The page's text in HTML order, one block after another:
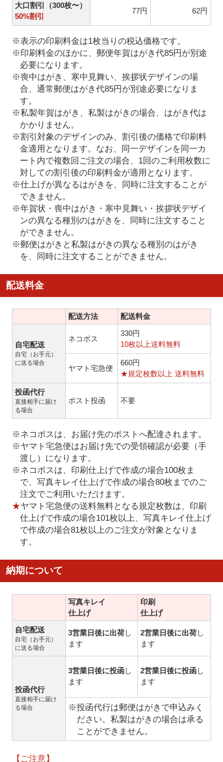
大口割引（300枚〜）
50%割引
77円 62円
※表示の印刷料金は1枚当りの税込価格です。
※印刷料金のほかに、郵便年賀はがき代85円が別途
必要になります。
※喪中はがき、寒中見舞い、挨拶状デザインの場
合、通常郵便はがき代85円が別途必要になりま
す。
※私製年賀はがき、私製はがきの場合、はがき代は
かかりません。
※割引対象のデザインのみ、割引後の価格で印刷料
金適用となります。なお、同一デザインを同一カ
ート内で複数回ご注文の場合、1回のご利用枚数に
対しての割引後の印刷料金が適用となります。
※仕上げが異なるはがきを、同時に注文することが
できません。
※年賀状・喪中はがき・寒中見舞い・挨拶状デザイ
ンの異なる種別のはがきを、同時に注文すること
ができません。
※郵便はがきと私製はがきの異なる種別のはがき
を、同時に注文することができません。
配送料金
配送方法 配送料金
自宅配送
自宅（お手元）
に送る場合
ネコポス
330円
10枚以上送料無料
ヤマト宅急便
660円
★規定枚数以上 送料無料
投函代行
直接相手に届け
る場合
ポスト投函 不要
※ネコポスは、お届け先のポストへ配達されます。
※ヤマト宅急便はお届け先での受領確認が必要（手
渡し）になります。
※ネコポスは、印刷仕上げで作成の場合100枚ま
で、写真キレイ仕上げで作成の場合80枚までのご
注文でご利用いただけます。
★ヤマト宅急便の送料無料となる規定枚数は、印刷
仕上げで作成の場合101枚以上、写真キレイ仕上げ
で作成の場合81枚以上のご注文が対象となりま
す。
納期について
写真キレイ
仕上げ
印刷
仕上げ
自宅配送
自宅（お手元）
に送る場合
3営業日後に出荷し
ます
2営業日後に出荷し
ます
投函代行
直接相手に届け
る場合
3営業日後に投函し
ます
2営業日後に投函し
ます
※投函代行は郵便はがきで申込みく
ださい。私製はがきの場合は承る
ことができません。
【ご注意】